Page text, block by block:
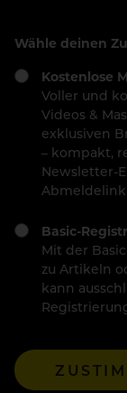
Wähle deinen
Kostenlose
Voller und
Videos &
exklusiven
– kompakt,
Newsletter-
Basic-
Mit der
zu Artikeln
kann